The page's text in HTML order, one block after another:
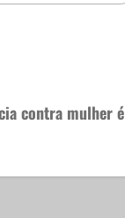
contra mulher é